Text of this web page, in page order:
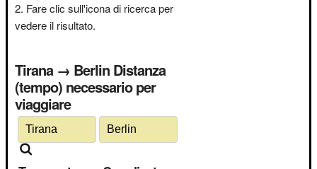
Fare clic sull'icona di ricerca per
vedere il risultato.
Tirana → Berlin Distanza
(tempo) necessario per
viaggiare